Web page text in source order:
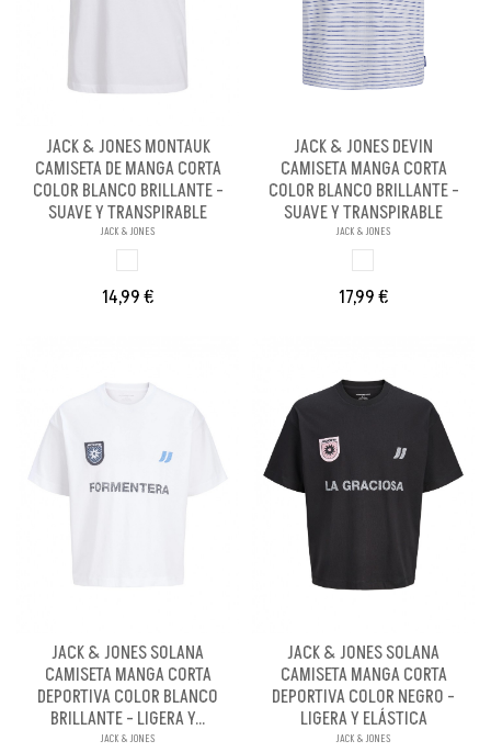
JACK & JONES MONTAUK
CAMISETA DE MANGA CORTA
COLOR BLANCO BRILLANTE -
SUAVE Y TRANSPIRABLE
JACK & JONES
14,99 €
JACK & JONES DEVIN
CAMISETA MANGA CORTA
COLOR BLANCO BRILLANTE -
SUAVE Y TRANSPIRABLE
JACK & JONES
17,99 €
JACK & JONES SOLANA
CAMISETA MANGA CORTA
DEPORTIVA COLOR BLANCO
BRILLANTE - LIGERA Y...
JACK & JONES
JACK & JONES SOLANA
CAMISETA MANGA CORTA
DEPORTIVA COLOR NEGRO -
LIGERA Y ELÁSTICA
JACK & JONES